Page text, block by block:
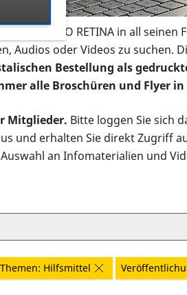
der PRO RETINA in all
Audios oder Videos zu suchen.
Bestellung als
alle Broschüren und Flyer
Mitglieder. Bitte loggen Sie sich
und erhalten Sie direkt Zugriff
an Infomaterialien und
Themen: Hilfsmittel